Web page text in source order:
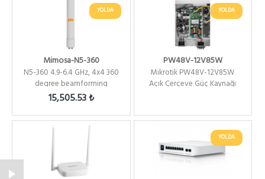
YOLDA
Mimosa-N5-360
N5-360 4.9-6.4 GHz, 4x4 360
degree beamforming
antenna for A5c
15,505.53 ₺
YOLDA
PW48V-12V85W
Mikrotik PW48V-12V85W
Açık Çerçeve Güç Kaynağı
YOLDA